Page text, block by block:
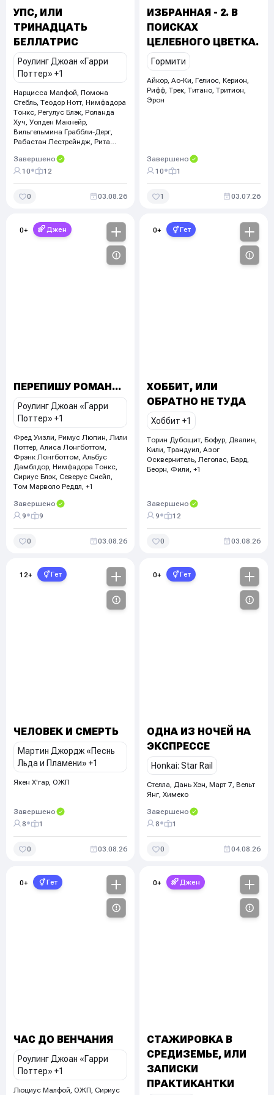
УПС, ИЛИ
ТРИНАДЦАТЬ
БЕЛЛАТРИС
Роулинг Джоан «Гарри
Поттер» +1
Нарцисса Малфой, Помона
Стебль, Теодор Нотт, Нимфадора
Тонкс, Регулус Блэк, Роланда
Хуч, Уолден Макнейр,
Вильгельмина Граббли-Дерг,
Рабастан Лестрейндж, Рита
Завершено
10• 12
0 03.08.26
ИЗБРАННАЯ - 2. В
ПОИСКАХ
ЦЕЛЕБНОГО ЦВЕТКА.
Гормити
Айкор, Ао-Ки, Гелиос, Керион,
Рифф, Трек, Титано, Тритион,
Эрон
Завершено
10• 1
1 03.07.26
0+ Джен
ПЕРЕПИШУ РОМАН...
Роулинг Джоан «Гарри
Поттер» +1
Фред Уизли, Римус Люпин, Лили
Поттер, Алиса Лонгботтом,
Фрэнк Лонгботтом, Альбус
Дамблдор, Нимфадора Тонкс,
Сириус Блэк, Северус Снейп,
Том Марволо Реддл, +1
Завершено
9• 9
0 03.08.26
0+ Гет
ХОББИТ, ИЛИ
ОБРАТНО НЕ ТУДА
Хоббит +1
Торин Дубощит, Бофур, Двалин,
Кили, Трандуил, Азог
Осквернитель, Леголас, Бард,
Беорн, Фили, +1
Завершено
9• 12
0 03.08.26
12+ Гет
ЧЕЛОВЕК И СМЕРТЬ
Мартин Джордж «Песнь
Льда и Пламени» +1
Якен Х'гар, ОЖП
Завершено
8• 1
0 03.08.26
0+ Гет
ОДНА ИЗ НОЧЕЙ НА
ЭКСПРЕССЕ
Honkai: Star Rail
Стелла, Дань Хэн, Март 7, Вельт
Янг, Химеко
Завершено
8• 1
0 04.08.26
0+ Гет
ЧАС ДО ВЕНЧАНИЯ
Роулинг Джоан «Гарри
Поттер» +1
Люциус Малфой, ОЖП, Сириус
0+ Джен
СТАЖИРОВКА В
СРЕДИЗЕМЬЕ, ИЛИ
ЗАПИСКИ
ПРАКТИКАНТКИ